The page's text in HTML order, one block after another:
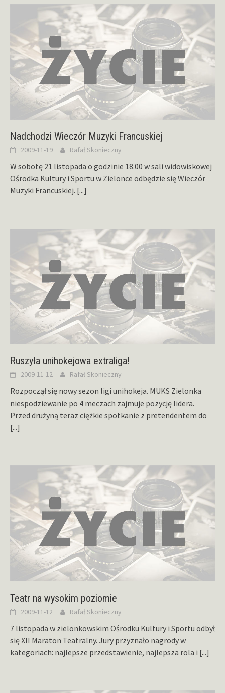
Nadchodzi Wieczór Muzyki Francuskiej
2009-11-19 Rafał Skonieczny
W sobotę 21 listopada o godzinie 18.00 w sali widowiskowej
Ośrodka Kultury i Sportu w Zielonce odbędzie się Wieczór
Muzyki Francuskiej. [...]
Ruszyła unihokejowa extraliga!
2009-11-12 Rafał Skonieczny
Rozpoczął się nowy sezon ligi unihokeja. MUKS Zielonka
niespodziewanie po 4 meczach zajmuje pozycję lidera.
Przed drużyną teraz ciężkie spotkanie z pretendentem do
[...]
Teatr na wysokim poziomie
2009-11-12 Rafał Skonieczny
7 listopada w zielonkowskim Ośrodku Kultury i Sportu odbył
się XII Maraton Teatralny. Jury przyznało nagrody w
kategoriach: najlepsze przedstawienie, najlepsza rola i [...]